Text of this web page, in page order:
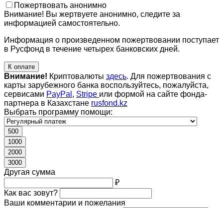
Пожертвовать анонимно
Внимание! Вы жертвуете анонимно, следите за
информацией самостоятельно.
Информация о произведенном пожертвовании поступает
в Русфонд в течение четырех банковских дней.
К оплате
Внимание! Криптовалюты здесь. Для пожертвования с
карты зарубежного банка воспользуйтесь, пожалуйста,
сервисами PayPal , Stripe или формой на сайте фонда-
партнера в Казахстане rusfond.kz
Выбрать программу помощи:
500
1000
2000
3000
Другая сумма
₽
Как вас зовут?
Ваши комментарии и пожелания